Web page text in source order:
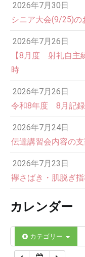
2026年7月30日
シニア大会(9/25)の
2026年7月26日
【8月度 射礼自主
時
2026年7月26日
令和8年度 8月記録
2026年7月24日
伝達講習会内容の
2026年7月23日
襷さばき・肌脱ぎ
カレンダー
カテゴリー
12:00 AM
1:00 AM
2:00 AM
3:00 AM
4:00 AM
5:00 AM
6:00 AM